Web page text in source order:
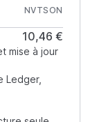
NVTSON
10,46 €
mise à jour
Ledger,